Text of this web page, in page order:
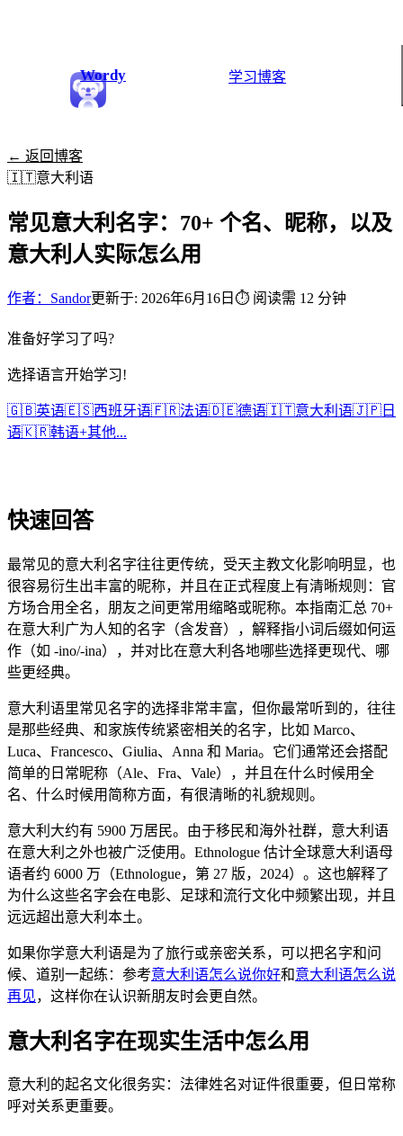
Wordy 学习博客
← 返回博客
🇮🇹意大利语
常见意大利名字：70+ 个名、昵称，以及
意大利人实际怎么用
作者：Sandor更新于: 2026年6月16日 ⏱ 阅读需 12 分钟
准备好学习了吗?
选择语言开始学习!
🇬🇧英语🇪🇸西班牙语🇫🇷法语🇩🇪德语🇮🇹意大利语🇯🇵 日
语🇰🇷韩语+其他...
快速回答
最常见的意大利名字往往更传统，受天主教文化影响明显，也
很容易衍生出丰富的昵称，并且在正式程度上有清晰规则：官
方场合用全名，朋友之间更常用缩略或昵称。本指南汇总 70+
在意大利广为人知的名字（含发音），解释指小词后缀如何运
作（如 -ino/-ina），并对比在意大利各地哪些选择更现代、哪
些更经典。
意大利语里常见名字的选择非常丰富，但你最常听到的，往往
是那些经典、和家族传统紧密相关的名字，比如 Marco、
Luca、Francesco、Giulia、Anna 和 Maria。它们通常还会搭配
简单的日常昵称（Ale、Fra、Vale），并且在什么时候用全
名、什么时候用简称方面，有很清晰的礼貌规则。
意大利大约有 5900 万居民。由于移民和海外社群，意大利语
在意大利之外也被广泛使用。Ethnologue 估计全球意大利语母
语者约 6000 万（Ethnologue，第 27 版，2024）。这也解释了
为什么这些名字会在电影、足球和流行文化中频繁出现，并且
远远超出意大利本土。
如果你学意大利语是为了旅行或亲密关系，可以把名字和问
候、道别一起练：参考意大利语怎么说你好和意大利语怎么说
再见，这样你在认识新朋友时会更自然。
意大利名字在现实生活中怎么用
意大利的起名文化很务实：法律姓名对证件很重要，但日常称
呼对关系更重要。